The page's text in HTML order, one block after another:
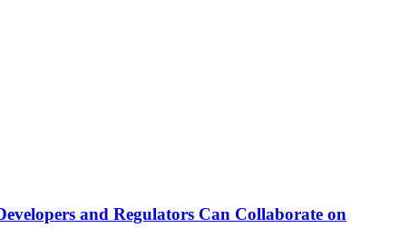
and Regulators Can Collaborate on